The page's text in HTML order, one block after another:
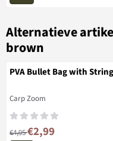
Alternatieve
brown
PVA Bullet Bag with
Merk:
Carp Zoom
Van 4,95 voor 2,99
€4,95€2,99